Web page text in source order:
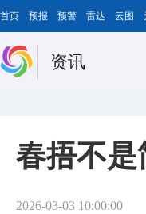
首页 预报 预警 雷达 云图
资讯
春捂不
2026-03-03 10:00:00